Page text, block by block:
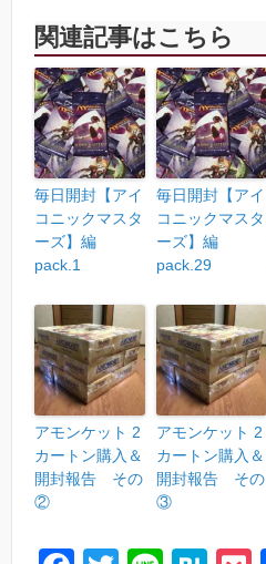
関連記事はこちら
毎日開封【アイ
コニックマスタ
ーズ】編
pack.1
毎日開封【アイ
コニックマスタ
ーズ】編
pack.29
アモンケット 2
カートン購入＆
開封報告 その
②
アモンケット 2
カートン購入＆
開封報告 その
③